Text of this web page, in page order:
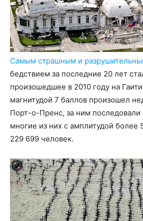
Самым страшным и
бедствием за последние 20 лет
произошедшее в 2010 году на
магнитудой 7 баллов произошел
Порт-о-Пренс, за ним последовали
многие из них с амплитудой более
229 699 человек.